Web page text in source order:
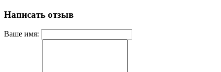
Написать отзыв
Ваше имя: